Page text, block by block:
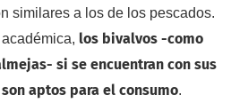
similares a los de los pescados.
los bivalvos -como
si se encuentran con sus
aptos para el consumo.